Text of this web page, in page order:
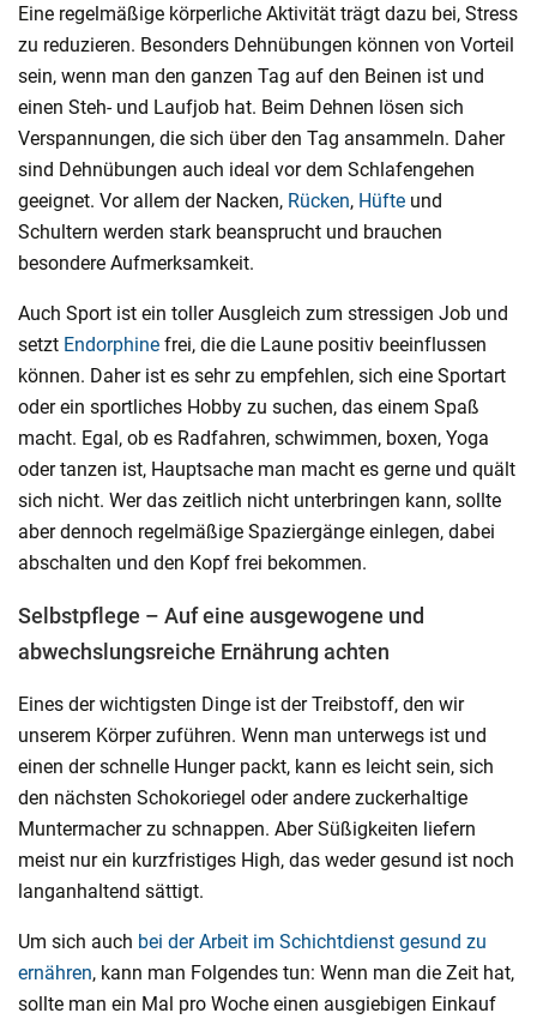
Eine regelmäßige körperliche Aktivität trägt dazu bei, Stress
zu reduzieren. Besonders Dehnübungen können von Vorteil
sein, wenn man den ganzen Tag auf den Beinen ist und
einen Steh- und Laufjob hat. Beim Dehnen lösen sich
Verspannungen, die sich über den Tag ansammeln. Daher
sind Dehnübungen auch ideal vor dem Schlafengehen
geeignet. Vor allem der Nacken, Rücken, Hüfte und
Schultern werden stark beansprucht und brauchen
besondere Aufmerksamkeit.
Auch Sport ist ein toller Ausgleich zum stressigen Job und
setzt Endorphine frei, die die Laune positiv beeinflussen
können. Daher ist es sehr zu empfehlen, sich eine Sportart
oder ein sportliches Hobby zu suchen, das einem Spaß
macht. Egal, ob es Radfahren, schwimmen, boxen, Yoga
oder tanzen ist, Hauptsache man macht es gerne und quält
sich nicht. Wer das zeitlich nicht unterbringen kann, sollte
aber dennoch regelmäßige Spaziergänge einlegen, dabei
abschalten und den Kopf frei bekommen.
Selbstpflege – Auf eine ausgewogene und
abwechslungsreiche Ernährung achten
Eines der wichtigsten Dinge ist der Treibstoff, den wir
unserem Körper zuführen. Wenn man unterwegs ist und
einen der schnelle Hunger packt, kann es leicht sein, sich
den nächsten Schokoriegel oder andere zuckerhaltige
Muntermacher zu schnappen. Aber Süßigkeiten liefern
meist nur ein kurzfristiges High, das weder gesund ist noch
langanhaltend sättigt.
Um sich auch bei der Arbeit im Schichtdienst gesund zu
ernähren, kann man Folgendes tun: Wenn man die Zeit hat,
sollte man ein Mal pro Woche einen ausgiebigen Einkauf